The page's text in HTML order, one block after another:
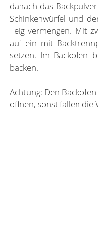
danach das
Schinkenwürfel und
Teig vermengen. Mit
auf ein mit
setzen. Im Backofen
backen.
Achtung: Den
öffnen, sonst fallen die